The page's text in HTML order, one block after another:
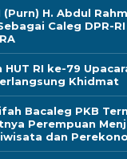
H. Abdul
Caleg DPR-
RI ke-79
Khidmat
Bacaleg PKB
Perempuan
dan